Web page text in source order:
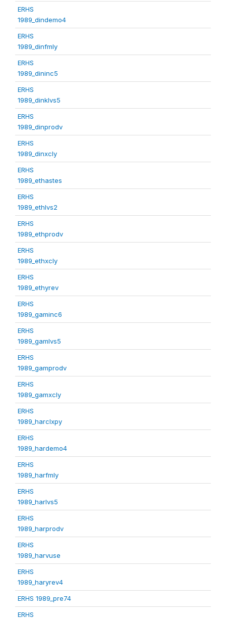
ERHS
1989_dindemo4
ERHS
1989_dinfmly
ERHS
1989_dininc5
ERHS
1989_dinklvs5
ERHS
1989_dinprodv
ERHS
1989_dinxcly
ERHS
1989_ethastes
ERHS
1989_ethlvs2
ERHS
1989_ethprodv
ERHS
1989_ethxcly
ERHS
1989_ethyrev
ERHS
1989_gaminc6
ERHS
1989_gamlvs5
ERHS
1989_gamprodv
ERHS
1989_gamxcly
ERHS
1989_harclxpy
ERHS
1989_hardemo4
ERHS
1989_harfmly
ERHS
1989_harlvs5
ERHS
1989_harprodv
ERHS
1989_harvuse
ERHS
1989_haryrev4
ERHS 1989_pre74
ERHS